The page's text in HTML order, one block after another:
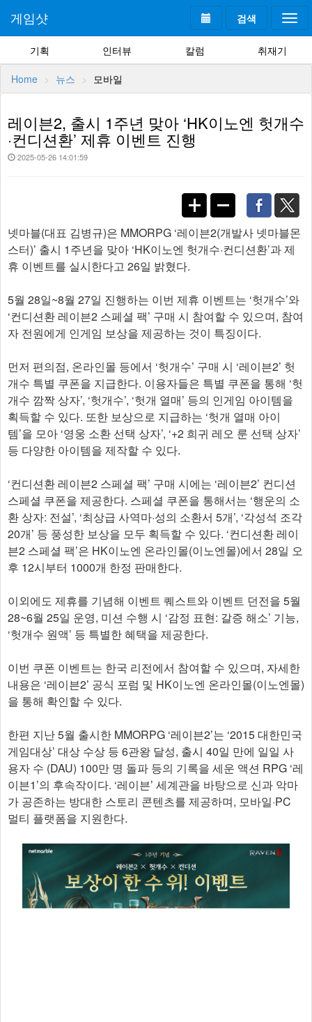
검색
게임샷
기획 인터뷰 칼럼 취재기
Home 뉴스 모바일
레이븐2, 출시 1주년 맞아 ‘HK이노엔 헛개수
·컨디션환’ 제휴 이벤트 진행
2025-05-26 14:01:59
넷마블(대표 김병규)은 MMORPG ‘레이븐2(개발사 넷마블몬
스터)’ 출시 1주년을 맞아 ‘HK이노엔 헛개수·컨디션환’과 제
휴 이벤트를 실시한다고 26일 밝혔다.
5월 28일~8월 27일 진행하는 이번 제휴 이벤트는 ‘헛개수’와
‘컨디션환 레이븐2 스페셜 팩’ 구매 시 참여할 수 있으며, 참여
자 전원에게 인게임 보상을 제공하는 것이 특징이다.
먼저 편의점, 온라인몰 등에서 ‘헛개수’ 구매 시 ‘레이븐2’ 헛
개수 특별 쿠폰을 지급한다. 이용자들은 특별 쿠폰을 통해 ‘헛
개수 깜짝 상자’, ‘헛개수’, ‘헛개 열매’ 등의 인게임 아이템을
획득할 수 있다. 또한 보상으로 지급하는 ‘헛개 열매 아이
템’을 모아 ‘영웅 소환 선택 상자’, ‘+2 희귀 레오 룬 선택 상자’
등 다양한 아이템을 제작할 수 있다.
‘컨디션환 레이븐2 스페셜 팩’ 구매 시에는 ‘레이븐2’ 컨디션
스페셜 쿠폰을 제공한다. 스페셜 쿠폰을 통해서는 ‘행운의 소
환 상자: 전설’, ‘최상급 사역마·성의 소환서 5개’, ‘각성석 조각
20개’ 등 풍성한 보상을 모두 획득할 수 있다. ‘컨디션환 레이
븐2 스페셜 팩’은 HK이노엔 온라인몰(이노엔몰)에서 28일 오
후 12시부터 1000개 한정 판매한다.
이외에도 제휴를 기념해 이벤트 퀘스트와 이벤트 던전을 5월
28~6월 25일 운영, 미션 수행 시 ‘감정 표현: 갈증 해소’ 기능,
‘헛개수 원액’ 등 특별한 혜택을 제공한다.
이번 쿠폰 이벤트는 한국 리전에서 참여할 수 있으며, 자세한
내용은 ‘레이븐2’ 공식 포럼 및 HK이노엔 온라인몰(이노엔몰)
을 통해 확인할 수 있다.
한편 지난 5월 출시한 MMORPG ‘레이븐2’는 ‘2015 대한민국
게임대상’ 대상 수상 등 6관왕 달성, 출시 40일 만에 일일 사
용자 수 (DAU) 100만 명 돌파 등의 기록을 세운 액션 RPG ‘레
이븐1’의 후속작이다. ‘레이븐’ 세계관을 바탕으로 신과 악마
가 공존하는 방대한 스토리 콘텐츠를 제공하며, 모바일·PC
멀티 플랫폼을 지원한다. ​